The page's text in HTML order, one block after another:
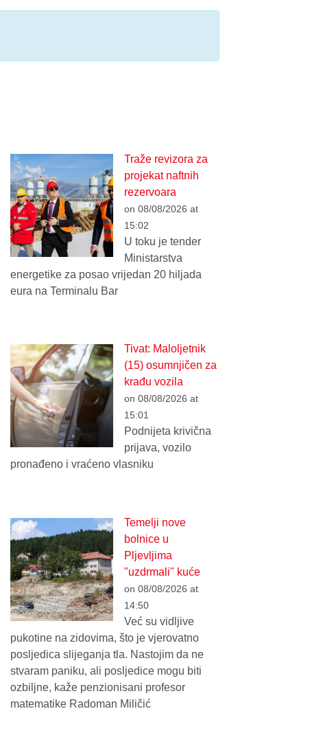
Traže revizora za
projekat naftnih
rezervoara
on 08/08/2026 at
15:02
U toku je tender
Ministarstva
energetike za posao vrijedan 20 hiljada
eura na Terminalu Bar
Tivat: Maloljetnik
(15) osumnjičen za
krađu vozila
on 08/08/2026 at
15:01
Podnijeta krivična
prijava, vozilo
pronađeno i vraćeno vlasniku
Temelji nove
bolnice u
Pljevljima
"uzdrmali" kuće
on 08/08/2026 at
14:50
Već su vidljive
pukotine na zidovima, što je vjerovatno
posljedica slijeganja tla. Nastojim da ne
stvaram paniku, ali posljedice mogu biti
ozbiljne, kaže penzionisani profesor
matematike Radoman Miličić